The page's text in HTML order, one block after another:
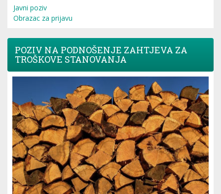
Javni poziv
Obrazac za prijavu
POZIV NA PODNOŠENJE ZAHTJEVA ZA
TROŠKOVE STANOVANJA